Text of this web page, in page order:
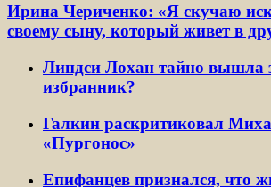
Ирина Чериченко: «Я скучаю
своему сыну, который живет в
Линдси Лохан тайно вышла
избранник?
Галкин раскритиковал
«Пургонос»
Епифанцев признался, что